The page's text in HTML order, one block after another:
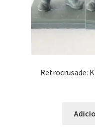
Retrocrusade: